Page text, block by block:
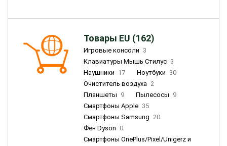
Товары EU (162)
Игровые консоли 3
Клавиатуры Мышь Стилус 3
Наушники 17 Ноутбуки 30
Очиститель воздуха 2
Планшеты 9 Пылесосы 9
Смартфоны Apple 35
Смартфоны Samsung 20
Фен Dyson 0
Смартфоны OnePlus/Pixel/Unigerz и